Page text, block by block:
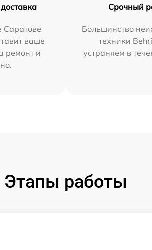
Саратове
ваше
ремонт и
Срочный
Большинство
техники
устраняем в
Этапы работы